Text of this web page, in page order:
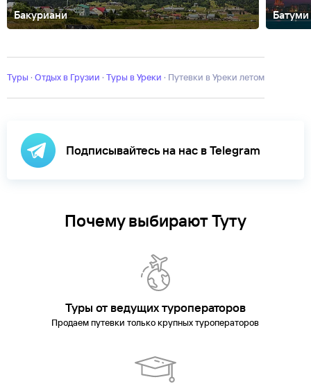
Бакуриани Батуми
Туры · Отдых в Грузии · Туры в Уреки · Путевки в Уреки летом
Подписывайтесь на нас в Telegram
Почему выбирают Туту
Туры от ведущих туроператоров
Продаем путевки только крупных туроператоров